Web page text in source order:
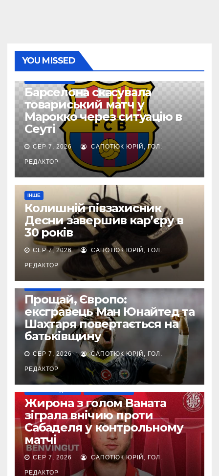
YOU MISSED
Барселона скасувала
товариський матч у
Марокко через ситуацію в
Сеуті
СЕР 7, 2026 САПОТЮК ЮРІЙ, ГОЛ.
РЕДАКТОР
ІНШЕ
Колишній півзахисник
Десни завершив кар’єру в
30 років
СЕР 7, 2026 САПОТЮК ЮРІЙ, ГОЛ.
РЕДАКТОР
Прощай, Європо:
ексгравець Ман Юнайтед та
Шахтаря повертається на
батьківщину
СЕР 7, 2026 САПОТЮК ЮРІЙ, ГОЛ.
РЕДАКТОР
Жирона з голом Ваната
зіграла внічию проти
Сабаделя у контрольному
матчі
СЕР 7, 2026 САПОТЮК ЮРІЙ, ГОЛ.
РЕДАКТОР